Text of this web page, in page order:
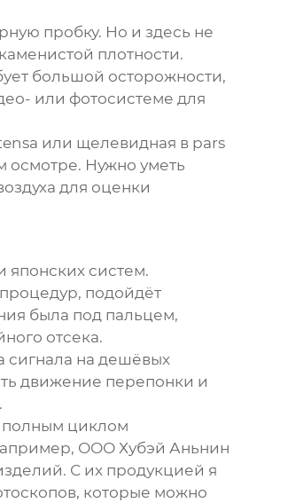
пробку. Но и здесь не
плотности.
большой осторожности,
или фотосистеме для
или щелевидная в pars
осмотре. Нужно уметь
для оценки
систем.
подойдёт
была под пальцем,
отсека.
сигнала на дешёвых
движение перепонки и
полным циклом
ООО Хубэй Аньнин
С их продукцией я
которые можно